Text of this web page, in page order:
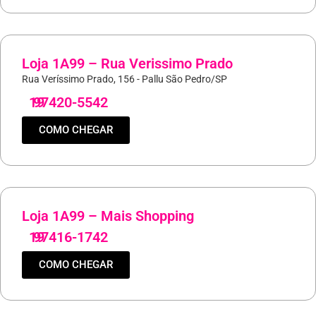
Loja 1A99 – Rua Verissimo Prado
Rua Veríssimo Prado, 156 - Pallu São Pedro/SP
19
97420-5542
COMO CHEGAR
Loja 1A99 – Mais Shopping
19
97416-1742
COMO CHEGAR